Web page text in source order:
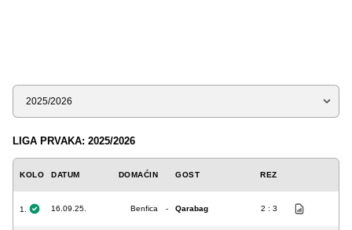
Sezona
LIGA PRVAKA: 2025/2026
KOLO DATUM DOMAĆIN GOST REZ
1. 16.09.25. Benfica - Qarabag 2 : 3